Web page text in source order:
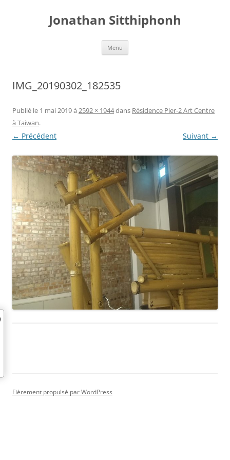
Jonathan Sitthiphonh
Menu
IMG_20190302_182535
Publié le 1 mai 2019à 2592 × 1944dans Résidence Pier-2 Art Centre
à Taiwan.
← Précédent Suivant →
Fièrement propulsé par WordPress